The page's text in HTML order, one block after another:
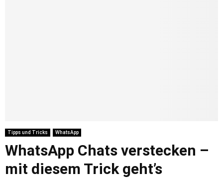
Tipps und Tricks WhatsApp
WhatsApp Chats verstecken –
mit diesem Trick geht’s